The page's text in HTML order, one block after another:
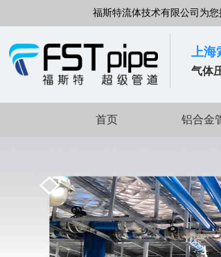
福斯特流体技术有限公司为
上海
气体
首页 铝合金